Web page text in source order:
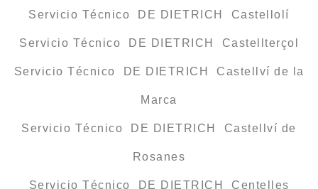
Servicio Técnico DE DIETRICH Castellolí
Servicio Técnico DE DIETRICH Castellterçol
Servicio Técnico DE DIETRICH Castellví de la
Marca
Servicio Técnico DE DIETRICH Castellví de
Rosanes
Servicio Técnico DE DIETRICH Centelles